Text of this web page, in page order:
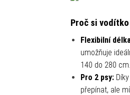
Proč si
Flexibilní
umožňuje
140 do 280 cm.
Pro 2 psy:
přepínat, ale